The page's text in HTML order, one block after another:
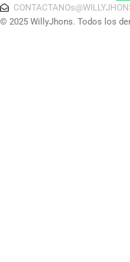
© 2025 WillyJhons. Todos los